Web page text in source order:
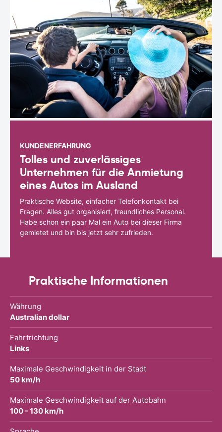
KUNDENERFAHRUNG
Tolles und zuverlässiges
Unternehmen für die Anmietung
eines Autos im Ausland
Praktische Website, einfacher Telefonkontakt bei
Fragen. Alles gut organisiert, freundliches Personal.
Habe schon ein paar Mal ein Auto bei dieser Firma
gemietet und bin bis jetzt sehr zufrieden.
Praktische Informationen
Währung
Australian dollar
Fahrtrichtung
Links
Maximale Geschwindigkeit in der Stadt
50 km/h
Maximale Geschwindigkeit auf der Autobahn
100 - 130 km/h